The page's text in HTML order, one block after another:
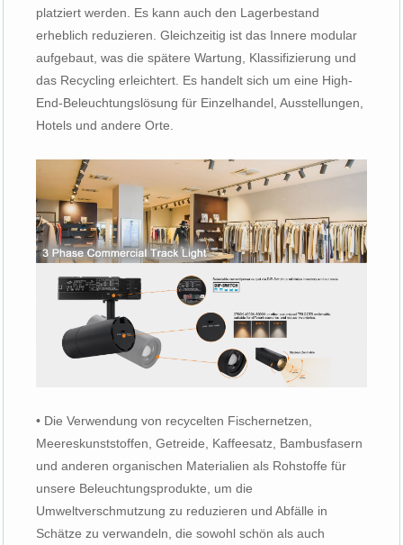
platziert werden. Es kann auch den Lagerbestand
erheblich reduzieren. Gleichzeitig ist das Innere modular
aufgebaut, was die spätere Wartung, Klassifizierung und
das Recycling erleichtert. Es handelt sich um eine High-
End-Beleuchtungslösung für Einzelhandel, Ausstellungen,
Hotels und andere Orte.
• Die Verwendung von recycelten Fischernetzen,
Meereskunststoffen, Getreide, Kaffeesatz, Bambusfasern
und anderen organischen Materialien als Rohstoffe für
unsere Beleuchtungsprodukte, um die
Umweltverschmutzung zu reduzieren und Abfälle in
Schätze zu verwandeln, die sowohl schön als auch